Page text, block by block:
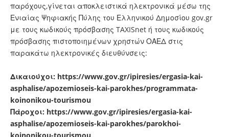
παρόχους,γίνεται αποκλειστικά ηλεκτρονικά μέσω της
Ενιαίας Ψηφιακής Πύλης του Ελληνικού Δημοσίου gov.gr
με τους κωδικούς πρόσβασης TAXISnet ή τους κωδικούς
πρόσβασης πιστοποιημένων χρηστών ΟΑΕΔ στις
παρακάτω ηλεκτρονικές διευθύνσεις:
Δικαιούχοι: https://www.gov.gr/ipiresies/ergasia-kai-
asphalise/apozemioseis-kai-parokhes/programmata-
koinonikou-tourismou
Πάροχοι: https://www.gov.gr/ipiresies/ergasia-kai-
asphalise/apozemioseis-kai-parokhes/parokhoi-
koinonikou-tourismou